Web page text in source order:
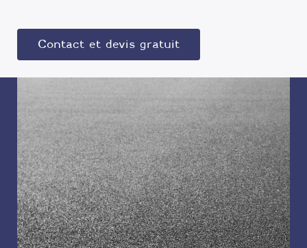
Contact et devis gratuit